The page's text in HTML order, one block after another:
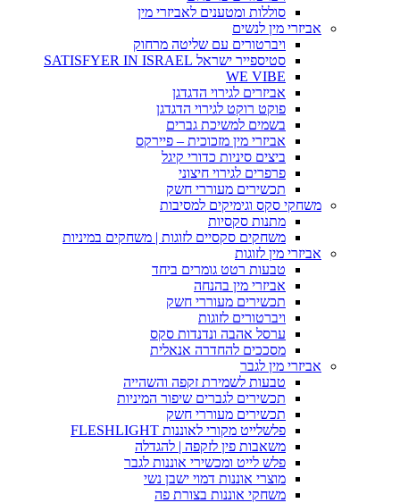
סוללות ומטענים לאביזרי מין
אביזרי מין לנשים
ויברטורים עם שליטה מרחוק
סטיספייר ישראל SATISFYER IN ISRAEL
WE VIBE
אביזרים לגירוי הדגדגן
פוקט רוקט לגירוי הדגדגן
בשמים למשיכת גברים
אביזרי מין מזכוכית – פיירקס
ביצים סיניות כדורי קיגל
פרפרים לגירוי חיצוני
תכשירים מעוררי חשק
משחקי סקס וגימיקים למסיבות
מתנות סקסיות
משחקים סקסיים לזוגות | משחקים במיניות
אביזרי מין לזוגות
טבעות רטט גומרים ביחד
אביזרי מין בהנחה
תכשירים מעוררי חשק
ויברטורים לזוגות
ערסל אהבה ונדנדות סקס
מסככים להחדרה אנאלית
אביזרי מין לגבר
טבעות לשמירת זקפה והשהייה
תכשירים לגברים שיפור המיניות
תכשירים מעוררי חשק
פלשלייט מקורי לאוננות FLESHLIGHT
משאבות פין לזקפה | להגדלה
פלש לייט ומכשירי אוננות לגבר
מוצרי אוננות דמוי ישבן נשי
משחקי אוננות בצורת פה